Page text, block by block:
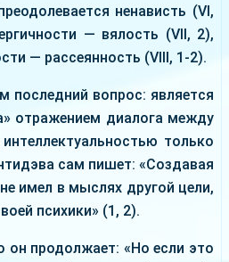
ненависть (VI,
— вялость (VII, 2),
— рассеянность (VIII, 1-2).
последний вопрос: является
отражением диалога между
только
сам пишет: «Создавая
имел в мыслях другой цели,
психики» (1, 2).
он продолжает: «Но если это